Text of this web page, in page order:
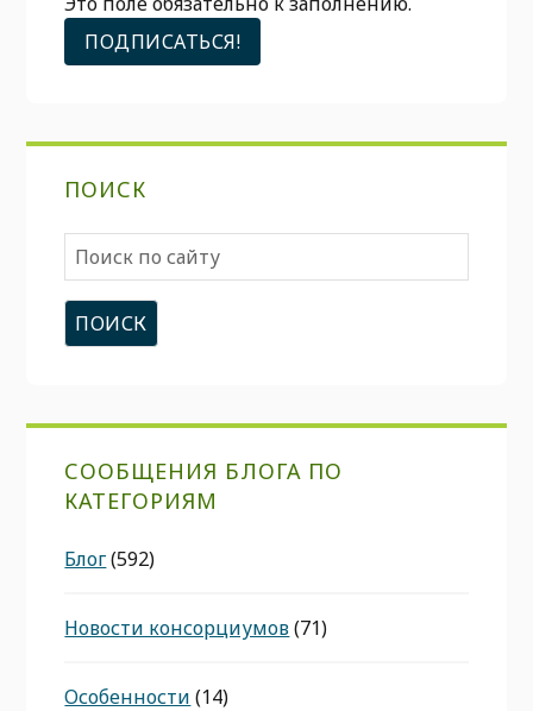
ПОИСК
Поиск
по
сайту
СООБЩЕНИЯ БЛОГА ПО
КАТЕГОРИЯМ
Блог(592)
Новости консорциумов(71)
Особенности (14)